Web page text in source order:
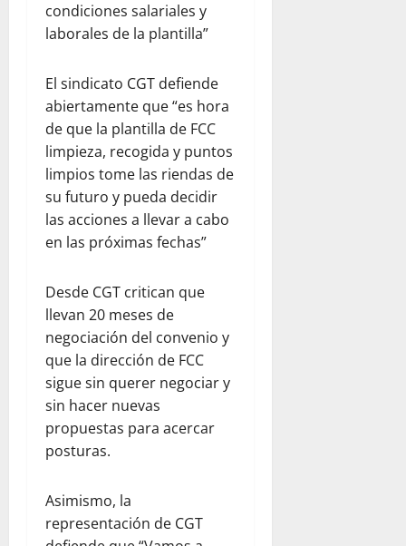
condiciones salariales y
laborales de la plantilla”
El sindicato CGT defiende
abiertamente que “es hora
de que la plantilla de FCC
limpieza, recogida y puntos
limpios tome las riendas de
su futuro y pueda decidir
las acciones a llevar a cabo
en las próximas fechas”
Desde CGT critican que
llevan 20 meses de
negociación del convenio y
que la dirección de FCC
sigue sin querer negociar y
sin hacer nuevas
propuestas para acercar
posturas.
Asimismo, la
representación de CGT